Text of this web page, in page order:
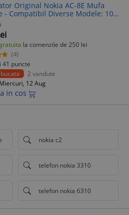
Original Nokia AC-8E Mufa
- Compatibil Diverse Modele: 100,
3110, 6300, N70, E61, C2-00, X2
la comenzile de 250 lei
(4)
41 puncte
2 vandute
Miercuri, 12 Aug
in cos
nokia c2
telefon nokia 3310
telefon nokia 6310